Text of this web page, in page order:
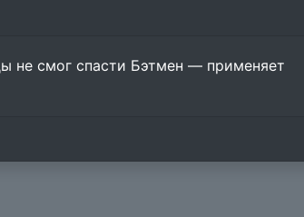
не смог спасти Бэтмен — применяет